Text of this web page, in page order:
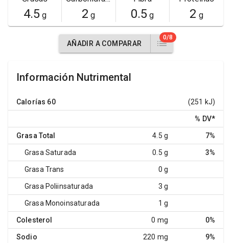
4.5g 2 g 0.5 g 2 g
AÑADIR A COMPARAR
0/8
Información Nutrimental
Calorías 60 (251 kJ)
% DV*
Grasa Total 4.5 g 7%
Grasa Saturada 0.5 g 3%
Grasa Trans 0 g
Grasa Poliinsaturada 3 g
Grasa Monoinsaturada 1 g
Colesterol 0 mg 0%
Sodio 220 mg 9%